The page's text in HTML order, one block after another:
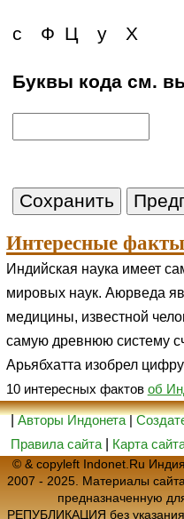
Х
у
Ф Ц
с
Буквы кода см.
Интересные
Индийская наука имеет
мировых наук. Аюрведа
медицины, известной
самую древнюю систему
Арьябхатта изобрел
10 интересных фактов об
|Авторы Индонета|
Правила сайта
Карта
© & copyleft Indonet.Ru
2007 - 2025. Материалы
предназначенную
РЕПУБЛИКАЦИЯ без указания